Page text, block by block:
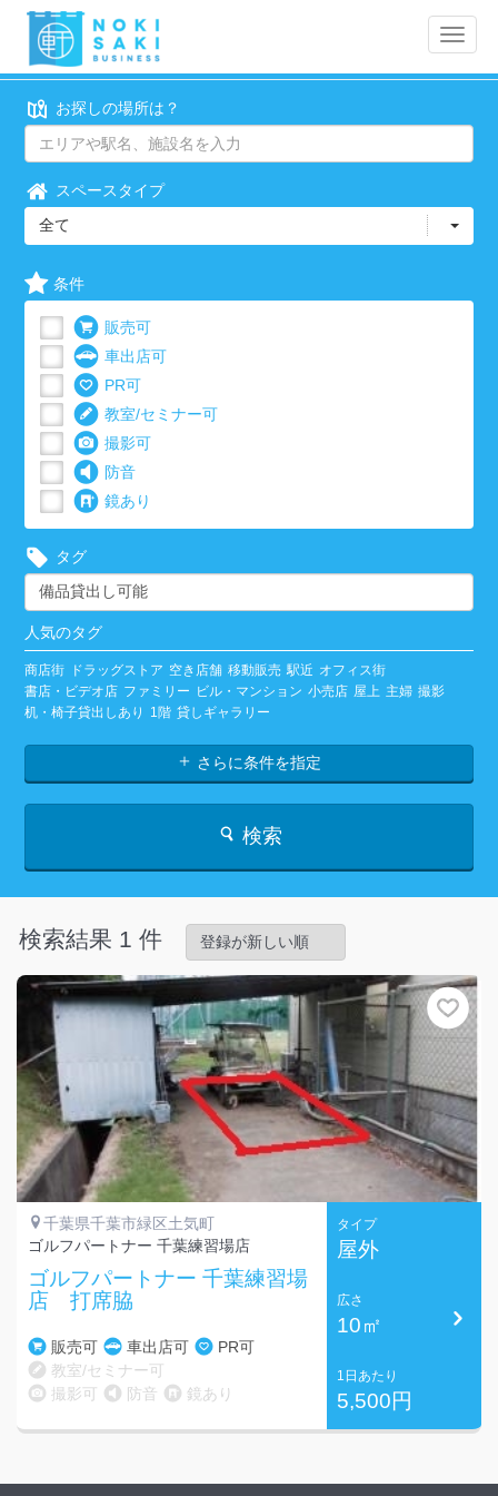
Toggle
お探しの場所は？
スペースタイプ
全て
条件
販売可
車出店可
PR可
教室/セミナー可
撮影可
防音
鏡あり
タグ
人気のタグ
商店街 ドラッグストア 空き店舗 移動販売 駅近 オフィス街
書店・ビデオ店 ファミリー ビル・マンション 小売店 屋上 主婦 撮影
机・椅子貸出しあり
1階 貸しギャラリー
さらに条件を指定
検索
検索結果 1 件
千葉県千葉市緑区土気町
ゴルフパートナー 千葉練習場店
ゴルフパートナー 千葉練習場
店 打席脇
販売可 車出店可
PR可
教室/セミナー可
撮影可
防音 鏡あり
タイプ
屋外
広さ
10㎡
1日あたり
5,500円